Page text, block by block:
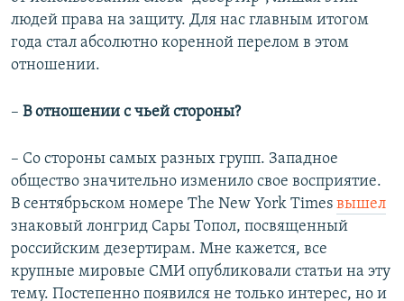
людей права на защиту. Для нас главным итогом
года стал абсолютно коренной перелом в этом
отношении.
– В отношении с чьей стороны?
– Со стороны самых разных групп. Западное
общество значительно изменило свое восприятие.
В сентябрьском номере The New York Times вышел
знаковый лонгрид Сары Топол, посвященный
российским дезертирам. Мне кажется, все
крупные мировые СМИ опубликовали статьи на эту
тему. Постепенно появился не только интерес, но и